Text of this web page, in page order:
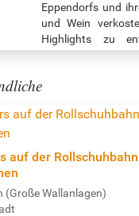
Eppendorfs und
und Wein
Highlights zu
auf der
(Große Wallanlagen)